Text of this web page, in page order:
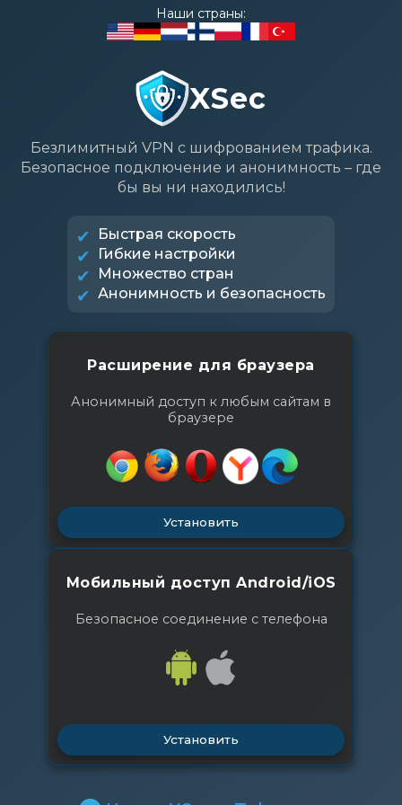
Наши страны:
XSec
Безлимитный VPN с шифрованием трафика.
Безопасное подключение и анонимность – где
бы вы ни находились!
Быстрая скорость
Гибкие настройки
Множество стран
Анонимность и безопасность
Расширение для браузера
Анонимный доступ к любым сайтам в
браузере
Установить
Мобильный доступ Android/iOS
Безопасное соединение с телефона
Установить